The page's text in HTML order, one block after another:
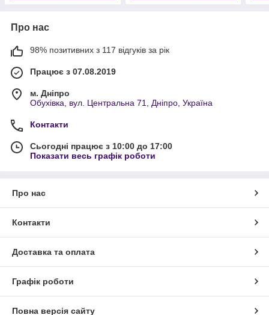
Про нас
98% позитивних з 117 відгуків за рік
Працює з 07.08.2019
м. Дніпро
Обухівка, вул. Центральна 71, Дніпро, Україна
Контакти
Сьогодні працює з 10:00 до 17:00
Показати весь графік роботи
Про нас
Контакти
Доставка та оплата
Графік роботи
Повна версія сайту